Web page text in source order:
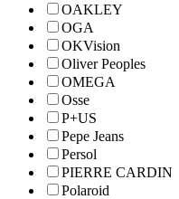
OAKLEY
OGA
OKVision
Oliver Peoples
OMEGA
Osse
P+US
Pepe Jeans
Persol
PIERRE CARDIN
Polaroid